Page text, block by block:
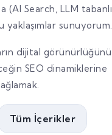
(AI Search, LLM tabanlı
yaklaşımlar sunuyorum.
dijital görünürlüğünü
SEO dinamiklerine
Tüm İçerikler